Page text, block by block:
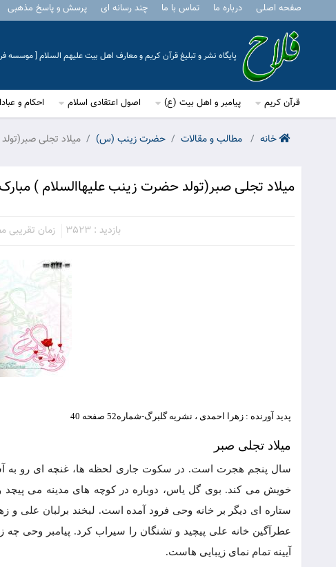
صفحه اصلی درباره ما تماس با ما چند رسانه ای پرسش و پاسخ مذهبی
پایگاه نشر و تبلیغ قرآن کریم و معارف اهل بیت علیهم السلام [ موسسه
قرآن کریم پیامبر و اهل بیت (ع) اصول اعتقادی اسلام احکام و
خانه مطالب و مقالات حضرت زينب (س) میلاد تجلی
میلاد تجلی صبر(تولد حضرت زینب علیهاالسلام )
بازدید : 3523 زمان تقریبی
پدید آورنده : زهرا احمدی ، نشريه گلبرگ-شماره52 صفحه 40
میلاد تجلی صبر
سال پنجم هجرت است. در سکوت جاری لحظه ها، غنچه ای رو به
خویش می کند. بوی گل یاس، دوباره در کوچه های مدینه می
ستاره ای دیگر بر خانه وحی فرود آمده است. لبخند برلبان علی و
عطرآگین خانه علی پیچید و تشنگان را سیراب کرد. پیامبر وحی چه
آیینه تمام نمای زیبایی هاست.